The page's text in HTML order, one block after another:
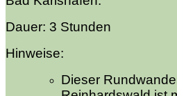
Dauer: 3 Stunden
Hinweise:
Dieser